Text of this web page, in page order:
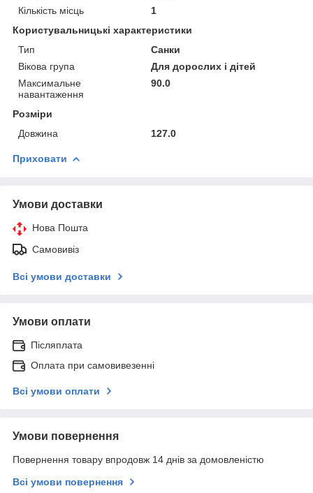
Кількість місць
1
Користувальницькі характеристики
Тип
Санки
Вікова група
Для дорослих і дітей
Максимальне
навантаження
90.0
Розміри
Довжина
127.0
Приховати
Умови доставки
Нова Пошта
Самовивіз
Всі умови доставки
Умови оплати
Післяплата
Оплата при самовивезенні
Всі умови оплати
Умови повернення
Повернення товару впродовж 14 днів за домовленістю
Всі умови повернення